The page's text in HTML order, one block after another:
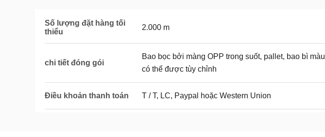
Số lượng đặt hàng tối
thiểu
2.000 m
chi tiết đóng gói
Bao bọc bởi màng OPP trong suốt, pallet, bao bì màu
có thể được tùy chỉnh
Điều khoản thanh toán T / T, LC, Paypal hoặc Western Union